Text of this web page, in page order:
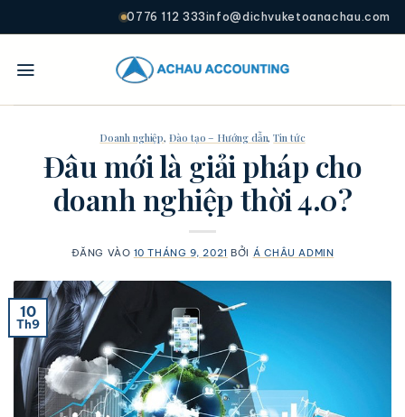
0776 112 333info@dichvuketoanachau.com
Doanh nghiệp,Đào tạo – Hướng dẫn,Tin tức
Đâu mới là giải pháp cho
doanh nghiệp thời 4.0?
ĐĂNG VÀO 10 THÁNG 9, 2021 BỞI Á CHÂU ADMIN
10
Th9